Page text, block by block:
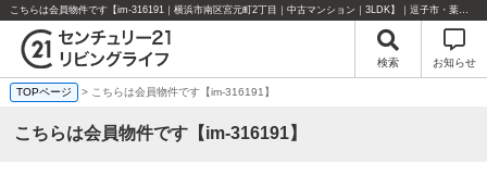
こちらは会員物件です【im-316191｜横浜市南区宮元町2丁目｜中古マンション｜3LDK】｜逗子市・葉山町・湘南エリアの不動産のことならセンチュリー21リビングライフにお任せください！
検索 お知らせ
TOPページ > こちらは会員物件です【im-316191】
こちらは会員物件です【im-316191】